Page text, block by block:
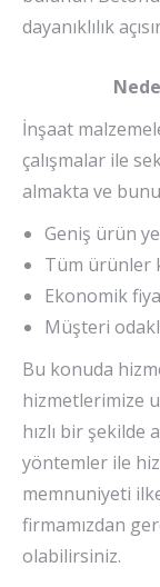
dayanıklılık
İnşaat
çalışmalar ile
almakta ve
Geniş ürün
Tüm ürünler
Ekonomik
Müşteri
Bu konuda
hizmetlerimize
hızlı bir
yöntemler ile
memnuniyeti
firmamızdan
olabilirsiniz.